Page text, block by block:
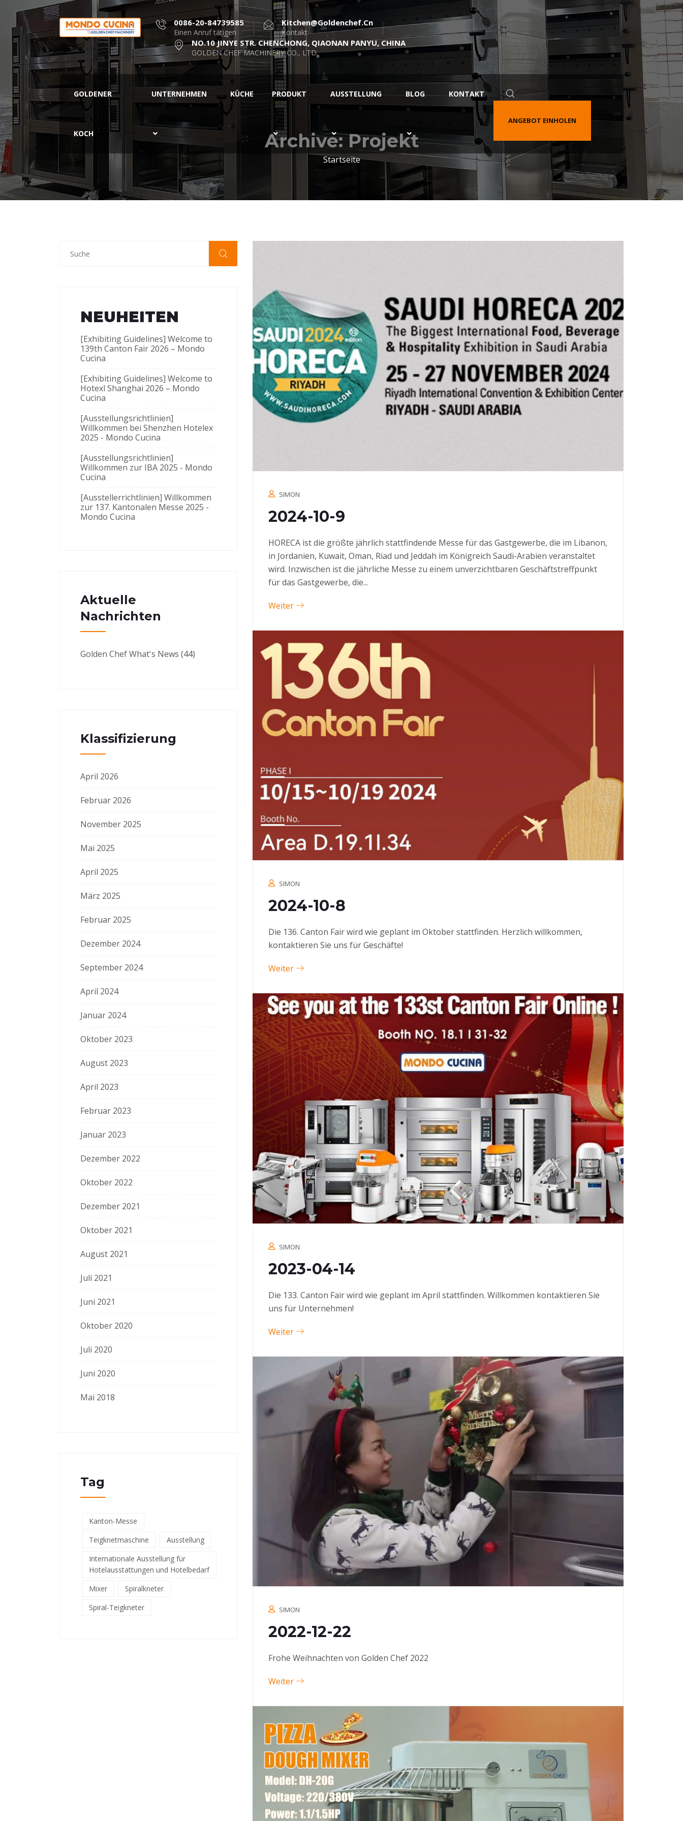
0086-20-84739585
Einen Anruf tätigen
Kitchen@goldenchef.cn
Kontakt
NO.10 JINYE STR. CHENCHONG, QIAONAN PANYU, CHINA
GOLDEN CHEF MACHINERY CO., LTD.
GOLDENER
KOCH
UNTERNEHMEN KÜCHE PRODUKT AUSSTELLUNG BLOG KONTAKT
ANGEBOT EINHOLEN
Archive:Projekt
Startseite
NEUHEITEN
[Exhibiting Guidelines] Welcome to
139th Canton Fair 2026 – Mondo
Cucina
[Exhibiting Guidelines] Welcome to
Hotexl Shanghai 2026 – Mondo
Cucina
[Ausstellungsrichtlinien]
Willkommen bei Shenzhen Hotelex
2025 - Mondo Cucina
[Ausstellungsrichtlinien]
Willkommen zur IBA 2025 - Mondo
Cucina
[Ausstellerrichtlinien] Willkommen
zur 137. Kantonalen Messe 2025 -
Mondo Cucina
Aktuelle
Nachrichten
Golden Chef What's News (44)
Klassifizierung
April 2026
Februar 2026
November 2025
Mai 2025
April 2025
März 2025
Februar 2025
Dezember 2024
September 2024
April 2024
Januar 2024
Oktober 2023
August 2023
April 2023
Februar 2023
Januar 2023
Dezember 2022
Oktober 2022
Dezember 2021
Oktober 2021
August 2021
Juli 2021
Juni 2021
Oktober 2020
Juli 2020
Juni 2020
Mai 2018
Tag
Kanton-Messe
Teigknetmaschine
Ausstellung
Internationale Ausstellung für
Hotelausstattungen und Hotelbedarf
Mixer
Spiralkneter
Spiral-Teigkneter
SIMON
2024-10-9
HORECA ist die größte jährlich stattfindende Messe für das Gastgewerbe, die im Libanon,
in Jordanien, Kuwait, Oman, Riad und Jeddah im Königreich Saudi-Arabien veranstaltet
wird. Inzwischen ist die jährliche Messe zu einem unverzichtbaren Geschäftstreffpunkt
für das Gastgewerbe, die...
Weiter
SIMON
2024-10-8
Die 136. Canton Fair wird wie geplant im Oktober stattfinden. Herzlich willkommen,
kontaktieren Sie uns für Geschäfte!
Weiter
SIMON
2023-04-14
Die 133. Canton Fair wird wie geplant im April stattfinden. Willkommen kontaktieren Sie
uns für Unternehmen!
Weiter
SIMON
2022-12-22
Frohe Weihnachten von Golden Chef 2022
Weiter